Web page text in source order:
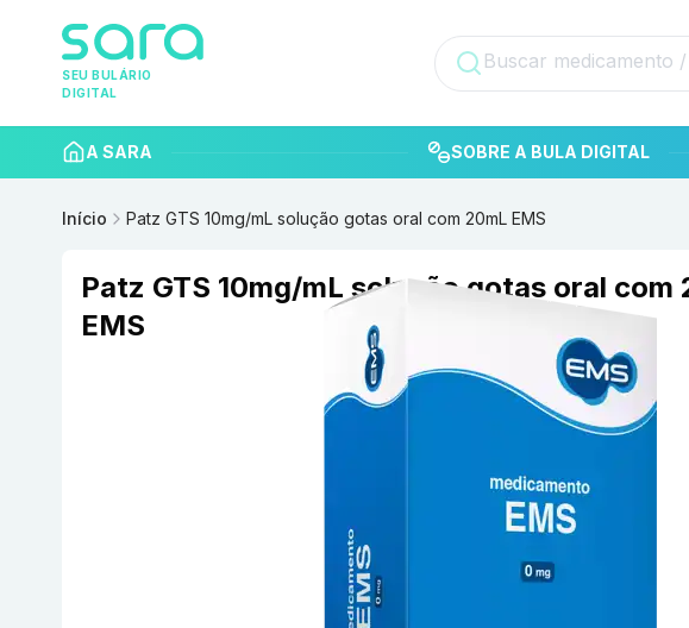
SEU BULÁRIO
DIGITAL
A SARA SOBRE A BULA DIGITAL
Início Patz GTS 10mg/mL solução gotas oral com 20mL EMS
Patz GTS 10mg/mL solução gotas oral com
EMS